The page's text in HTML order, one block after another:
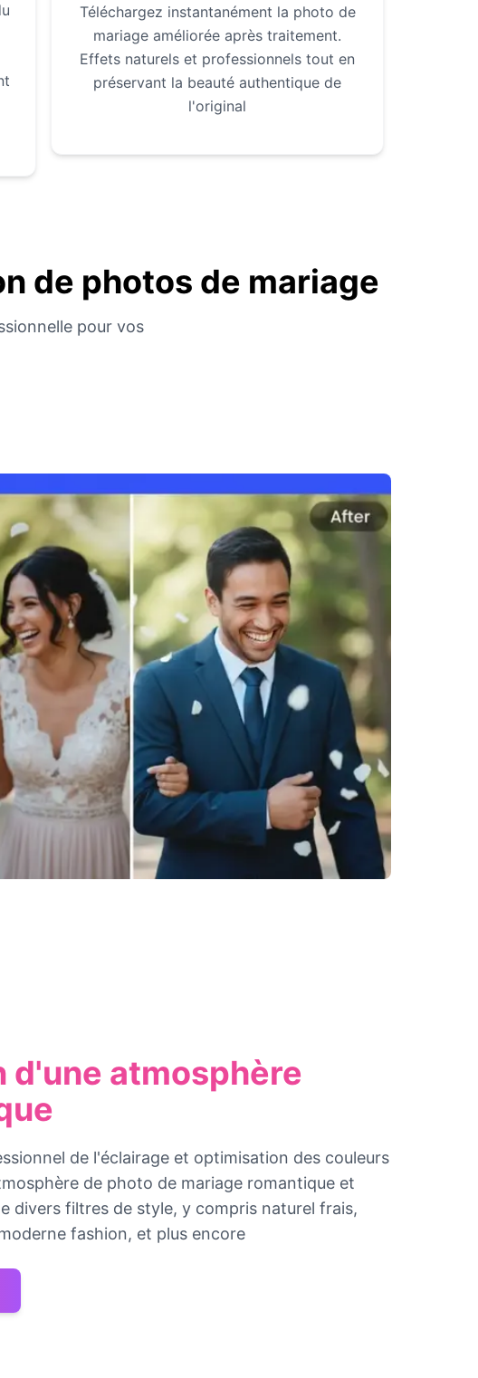
Téléchargez instantanément la photo de
mariage améliorée après traitement.
Effets naturels et professionnels tout en
préservant la beauté authentique de
l'original
de photos de mariage
pour vos
d'une atmosphère
de l'éclairage et optimisation des couleurs
de photo de mariage romantique et
divers filtres de style, y compris naturel frais,
fashion, et plus encore